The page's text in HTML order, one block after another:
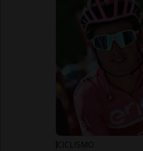
CICLISMO